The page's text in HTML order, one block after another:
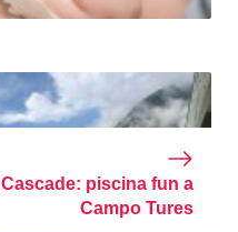
Cascade: piscina fun a
Campo Tures